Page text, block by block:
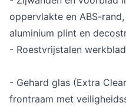
oppervlakte en ABS-
aluminium plint en
- Roestvrijstalen
- Gehard glas (Extra
frontraam met